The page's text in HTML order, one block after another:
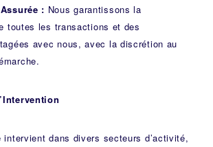
: Nous garantissons la
toutes les transactions et des
avec nous, avec la discrétion au
intervient dans divers secteurs d’activité,